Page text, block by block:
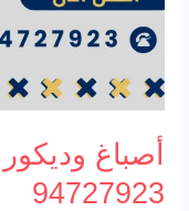
أصباغ
94727923